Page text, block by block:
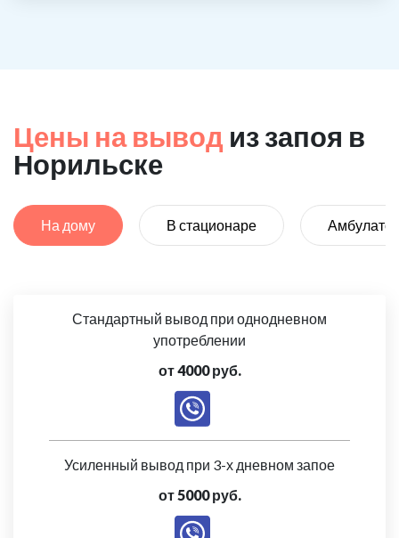
Цены на вывод из запоя в
Норильске
На дому В стационаре
Стандартный вывод при однодневном
употреблении
от 4000 руб.
Усиленный вывод при 3-х дневном запое
от 5000 руб.